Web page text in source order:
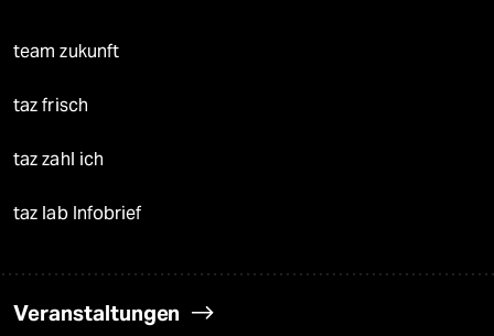
team zukunft
taz frisch
taz zahl ich
taz lab Infobrief
Veranstaltungen